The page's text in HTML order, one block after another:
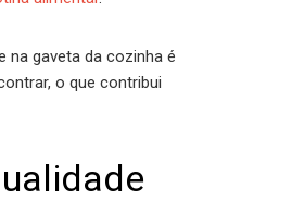
na gaveta da cozinha é
o que contribui